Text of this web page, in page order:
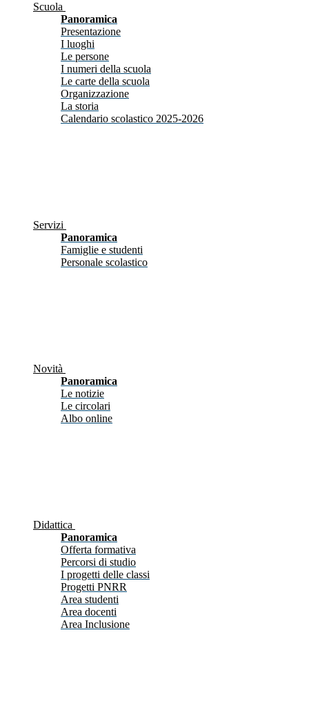
Scuola
Panoramica
Presentazione
I luoghi
Le persone
I numeri della scuola
Le carte della scuola
Organizzazione
La storia
Calendario scolastico 2025-2026
Servizi
Panoramica
Famiglie e studenti
Personale scolastico
Novità
Panoramica
Le notizie
Le circolari
Albo online
Didattica
Panoramica
Offerta formativa
Percorsi di studio
I progetti delle classi
Progetti PNRR
Area studenti
Area docenti
Area Inclusione